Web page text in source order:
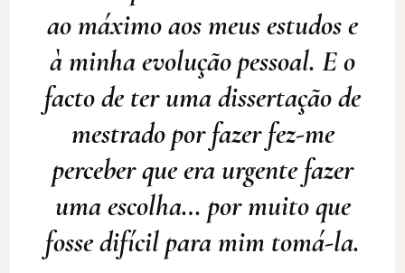
ao máximo aos meus estudos e
à minha evolução pessoal. E o
facto de ter uma dissertação de
mestrado por fazer fez-me
perceber que era urgente fazer
uma escolha… por muito que
fosse difícil para mim tomá-la.